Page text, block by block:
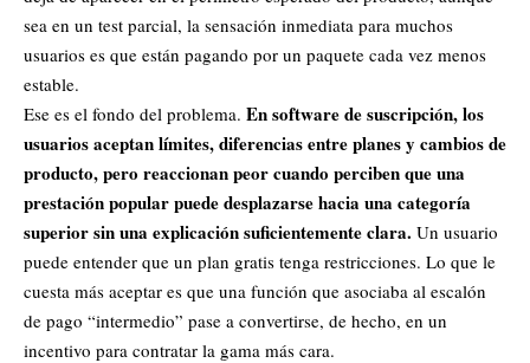
sea en un test parcial, la sensación inmediata para muchos
usuarios es que están pagando por un paquete cada vez menos
estable.
Ese es el fondo del problema. En software de suscripción, los
usuarios aceptan límites, diferencias entre planes y cambios de
producto, pero reaccionan peor cuando perciben que una
prestación popular puede desplazarse hacia una categoría
superior sin una explicación suficientemente clara. Un usuario
puede entender que un plan gratis tenga restricciones. Lo que le
cuesta más aceptar es que una función que asociaba al escalón
de pago “intermedio” pase a convertirse, de hecho, en un
incentivo para contratar la gama más cara.